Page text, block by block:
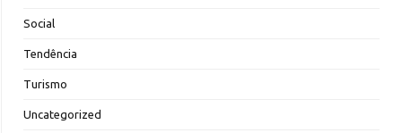
Social
Tendência
Turismo
Uncategorized